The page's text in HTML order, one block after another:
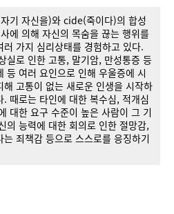
기 자신을)와 cide(죽이다)의 합성
에 의해 자신의 목숨을 끊는 행위를
가지 심리상태를 경험하고 있다.
실로 인한 고통, 말기암, 만성통증 등
등 여러 요인으로 인해 우울증에 시
고통이 없는 새로운 인생을 시작하
때로는 타인에 대한 복수심, 적개심
대한 요구 수준이 높은 사람이 그 기
의 능력에 대한 회의로 인한 절망감,
죄책감 등으로 스스로를 응징하기